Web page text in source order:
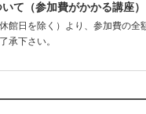
て（参加費がかかる講座）
館日を除く）より、参加費の全
承下さい。